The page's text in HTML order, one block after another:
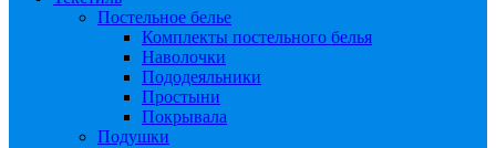
Постельное белье
Комплекты постельного белья
Наволочки
Пододеяльники
Простыни
Покрывала
Подушки